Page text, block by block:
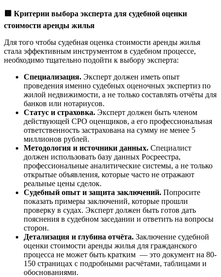
Критерии выбора эксперта для судебной оценки
стоимости аренды жилья
Для того чтобы судебная оценка стоимости аренды жилья
стала эффективным инструментом в судебном процессе,
необходимо тщательно подойти к выбору эксперта:
Специализация. Эксперт должен иметь опыт
проведения именно судебных оценочных экспертиз по
жилой недвижимости, а не только составлять отчёты для
банков или нотариусов.
Статус и страховка. Эксперт должен быть членом
действующей СРО оценщиков, а его профессиональная
ответственность застрахована на сумму не менее 5
миллионов рублей.
Методология и источники данных. Специалист
должен использовать базу данных Росреестра,
профессиональные аналитические системы, а не только
открытые объявления, которые часто не отражают
реальные цены сделок.
Судебный опыт и защита заключений. Попросите
показать примеры заключений, которые прошли
проверку в судах. Эксперт должен быть готов дать
пояснения в судебном заседании и ответить на вопросы
сторон.
Детализация и глубина отчёта. Заключение судебной
оценки стоимости аренды жилья для гражданского
процесса не может быть кратким — это документ на 80-
150 страницах с подробными расчётами, таблицами и
обоснованиями.